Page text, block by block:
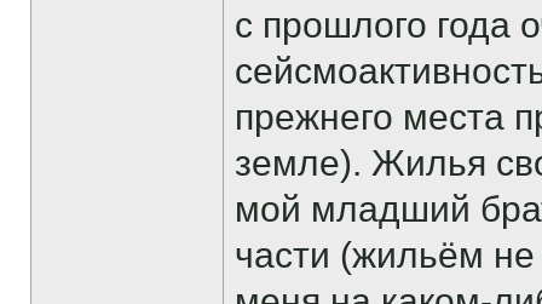
с прошлого года
прежнего места
земле). Жилья
мой младший
части (жильём